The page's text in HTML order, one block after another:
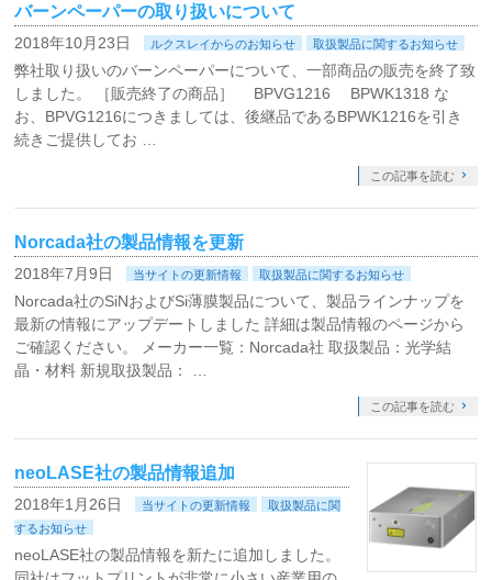
バーンペーパーの取り扱いについて
2018年10月23日 ルクスレイからのお知らせ 取扱製品に関するお知らせ
弊社取り扱いのバーンペーパーについて、一部商品の販売を終了致
しました。 ［販売終了の商品］ BPVG1216 BPWK1318 な
お、BPVG1216につきましては、後継品であるBPWK1216を引き
続きご提供してお …
この記事を読む
Norcada社の製品情報を更新
2018年7月9日 当サイトの更新情報 取扱製品に関するお知らせ
Norcada社のSiNおよびSi薄膜製品について、製品ラインナップを
最新の情報にアップデートしました 詳細は製品情報のページから
ご確認ください。 メーカー一覧：Norcada社 取扱製品：光学結
晶・材料 新規取扱製品： …
この記事を読む
neoLASE社の製品情報追加
2018年1月26日 当サイトの更新情報
取扱製品に関
するお知らせ
neoLASE社の製品情報を新たに追加しました。